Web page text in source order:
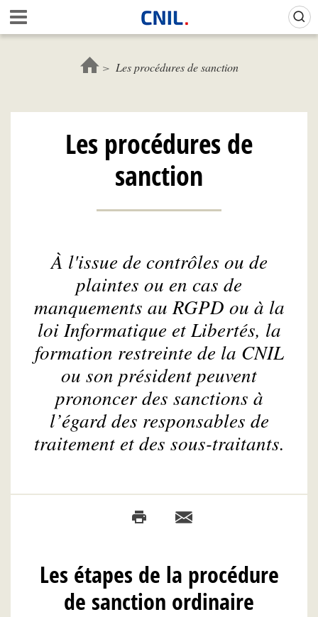
Aller
au
contenu
c
e
l
C
N
Les procédures de sanction
Les procédures de
sanction
À l'issue de contrôles ou de
plaintes ou en cas de
manquements au RGPD ou à la
loi Informatique et Libertés, la
formation restreinte de la CNIL
ou son président peuvent
prononcer des sanctions à
l’égard des responsables de
traitement et des sous-traitants.
Les étapes de la procédure
de sanction ordinaire
Gestion de vos préférences sur les cookies (témoins de connexion)